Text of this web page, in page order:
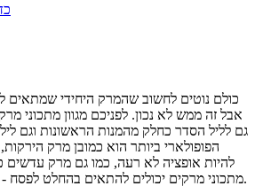
כולם נוטים לחשוב שהמרק היחידי שמתאים
אבל זה ממש לא נכון. לפניכם מגוון מתכוני
גם לליל הסדר כחלק מהמנות הראשונות וגם
הפופולארי ביותר הוא כמובן מרק
להיות אופציה לא רעה, כמו גם מרק עדשים
מתכוני מרקים יכולים להתאים בהחלט לפסח - תלוי במזג האוויר כמובן.